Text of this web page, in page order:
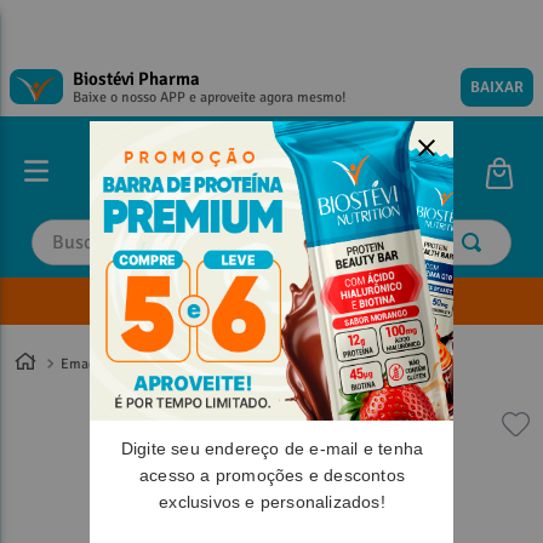
Biostévi Pharma
Baixe o nosso APP e aproveite agora mesmo! BAIXAR
Buscar
Envie sua Receita
Emagrecimento
TERMOS MAIS BUSCADOS
magnesio
omega 3
tadalafila
TERMOS MAIS BUSCADOS
magnesio
tadalafila
Digite seu endereço de e-mail e tenha
acesso a promoções e descontos
exclusivos e personalizados!